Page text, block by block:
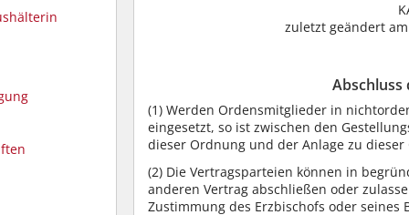
zuletzt geändert
Abschluss
(1) Werden Ordensmitglieder in
eingesetzt, so ist zwischen den
dieser Ordnung und der Anlage zu
(2) Die Vertragsparteien können in
anderen Vertrag abschließen oder
Zustimmung des Erzbischofs oder seines